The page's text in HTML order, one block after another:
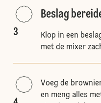
3
Beslag
Klop in een
met de mixer
Voeg de
en meng alles